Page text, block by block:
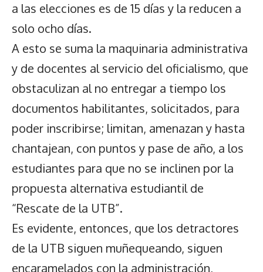
a las elecciones es de 15 días y la reducen a
solo ocho días.
A esto se suma la maquinaria administrativa
y de docentes al servicio del oficialismo, que
obstaculizan al no entregar a tiempo los
documentos habilitantes, solicitados, para
poder inscribirse; limitan, amenazan y hasta
chantajean, con puntos y pase de año, a los
estudiantes para que no se inclinen por la
propuesta alternativa estudiantil de
“Rescate de la UTB”.
Es evidente, entonces, que los detractores
de la UTB siguen muñequeando, siguen
encaramelados con la administración,